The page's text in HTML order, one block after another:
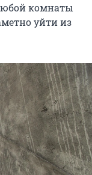
комнаты
уйти из